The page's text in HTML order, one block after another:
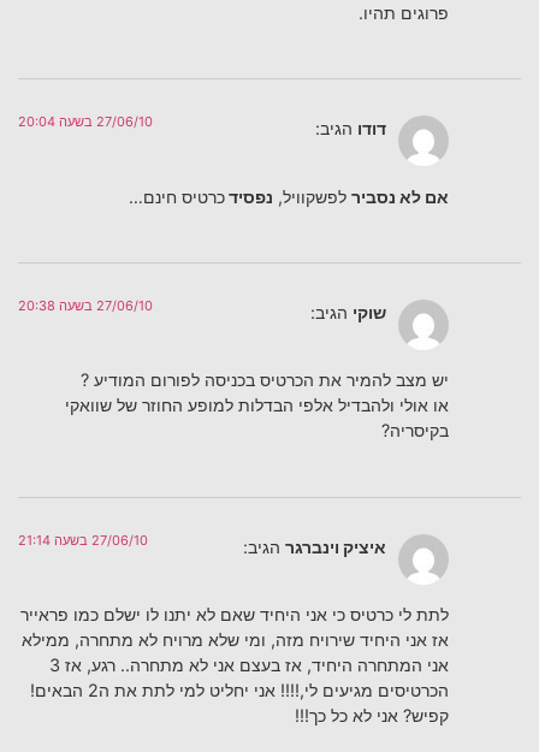
פרוגים תהיו.
דודו הגיב: 27/06/10 בשעה 20:04
אם לא נסביר לפשקוויל, נפסידכרטיס חינם…
שוקי הגיב: 27/06/10 בשעה 20:38
יש מצב להמיר את הכרטיס בכניסה לפורום המודיע ?
או אולי ולהבדיל אלפי הבדלות למופע החוזר של שוואקי
בקיסריה?
איציק וינברגר הגיב: 27/06/10 בשעה 21:14
לתת לי כרטיס כי אני היחיד שאם לא יתנו לו ישלם כמו פראייר
אז אני היחיד שירויח מזה, ומי שלא מרויח לא מתחרה, ממילא
אני המתחרה היחיד, אז בעצם אני לא מתחרה.. רגע, אז 3
הכרטיסים מגיעים לי,!!!! אני יחליט למי לתת את ה2 הבאים!
קפיש? אני לא כל כך!!!